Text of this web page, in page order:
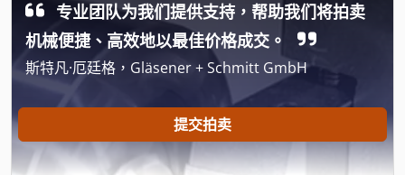
专业团队为我们提供支持，帮助我们将拍卖
机械便捷、高效地以最佳价格成交。
斯特凡·厄廷格，Gläsener + Schmitt GmbH
提交拍卖